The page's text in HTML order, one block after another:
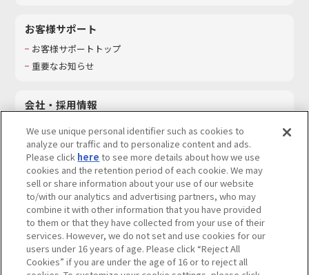
お客様サポート
お客様サポートトップ
重要なお知らせ
会社・採用情報
採用情報
サステナビリティ
お問い合わせ
ウェブサイトご利用条件 ソーシャルメディアポリシー
個人情報及び特定個人情報等の取り扱いに関する保護方針
We use unique personal identifier such as cookies to
analyze our traffic and to personalize content and ads.
Please click here to see more details about how we use
cookies and the retention period of each cookie. We may
sell or share information about your use of our website
to/with our analytics and advertising partners, who may
combine it with other information that you have provided
to them or that they have collected from your use of their
services. However, we do not set and use cookies for our
users under 16 years of age. Please click “Reject All
Cookies” if you are under the age of 16 or to reject all